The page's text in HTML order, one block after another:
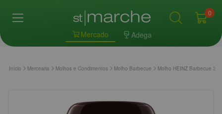
Mercado Adega
0
Início Mercearia Molhos e Condimentos Molho Barbecue Molho HEINZ Barbecue